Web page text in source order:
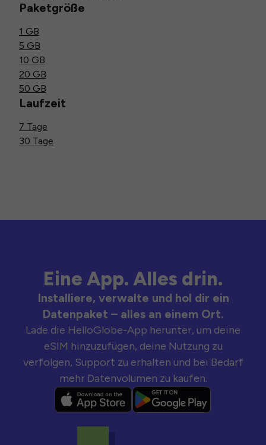
Paketgröße
1 GB
5 GB
10 GB
20 GB
50 GB
Laufzeit
7 Tage
30 Tage
Eine App. Alles drin.
Installiere, verwalte und hol dir ein
Datenpaket – alles an einem Ort.
Lade die HelloGlobe-App herunter, um deine
eSIM hinzuzufügen, deine Nutzung zu
verfolgen, Support zu erhalten und bei Bedarf
mehr Datenvolumen zu kaufen.